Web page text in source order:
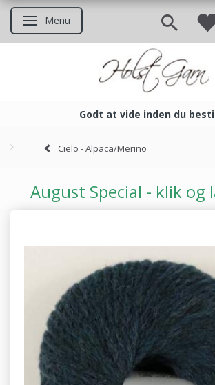
Skifte navigation
Menu
Godt at vide inden du
Cielo - Alpaca/Merino
August Special - klik og